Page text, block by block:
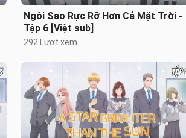
Ngôi Sao Rực Rỡ Hơn Cả Mặt Trời -
Tập 6 [Việt sub]
292 Lượt xem